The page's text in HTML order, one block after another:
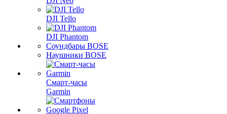
DJI Tello
DJI Phantom
Соундбары BOSE
Наушники BOSE
Смарт-часы
Garmin